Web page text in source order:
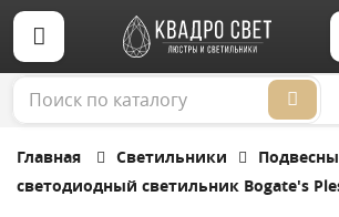
Главная Светильники
светодиодный светильник Bogate's